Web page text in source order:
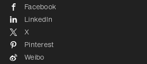
Facebook
LinkedIn
X
Pinterest
Weibo